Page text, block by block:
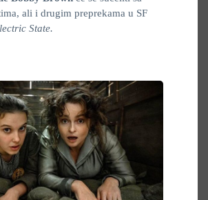
ali i drugim preprekama u SF
State.